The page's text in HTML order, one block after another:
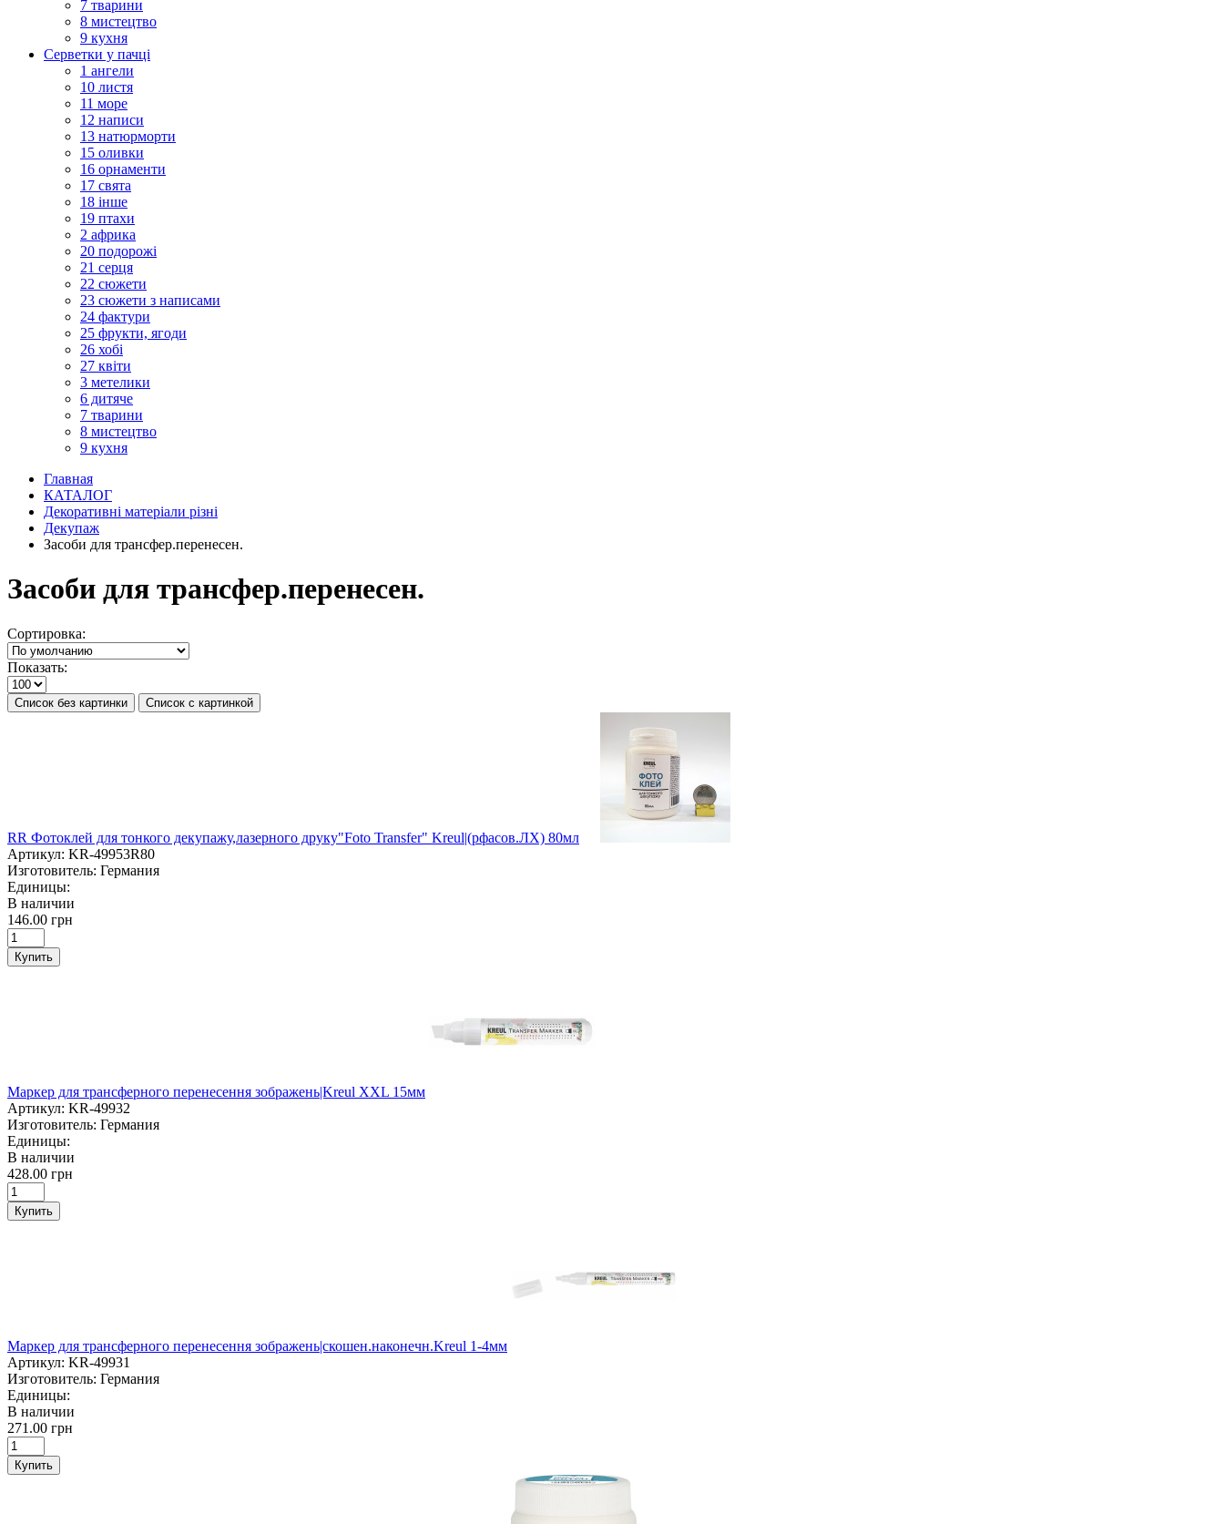
7 тварини
8 мистецтво
9 кухня
Серветки у пачці
1 ангели
10 листя
11 море
12 написи
13 натюрморти
15 оливки
16 орнаменти
17 свята
18 інше
19 птахи
2 африка
20 подорожі
21 серця
22 сюжети
23 сюжети з написами
24 фактури
25 фрукти, ягоди
26 хобі
27 квіти
3 метелики
6 дитяче
7 тварини
8 мистецтво
9 кухня
Главная
КАТАЛОГ
Декоративні матеріали різні
Декупаж
Засоби для трансфер.перенесен.
Засоби для трансфер.перенесен.
Сортировка:
Показать:
Список без картинки Список с картинкой
RR Фотоклей для тонкого декупажу,лазерного друку"Foto Transfer" Kreul|(рфасов.ЛХ) 80мл
Артикул: KR-49953R80
Изготовитель: Германия
Единицы:
В наличии
146.00 грн
Купить
Маркер для трансферного перенесення зображень|Kreul XXL 15мм
Артикул: KR-49932
Изготовитель: Германия
Единицы:
В наличии
428.00 грн
Купить
Маркер для трансферного перенесення зображень|скошен.наконечн.Kreul 1-4мм
Артикул: KR-49931
Изготовитель: Германия
Единицы:
В наличии
271.00 грн
Купить